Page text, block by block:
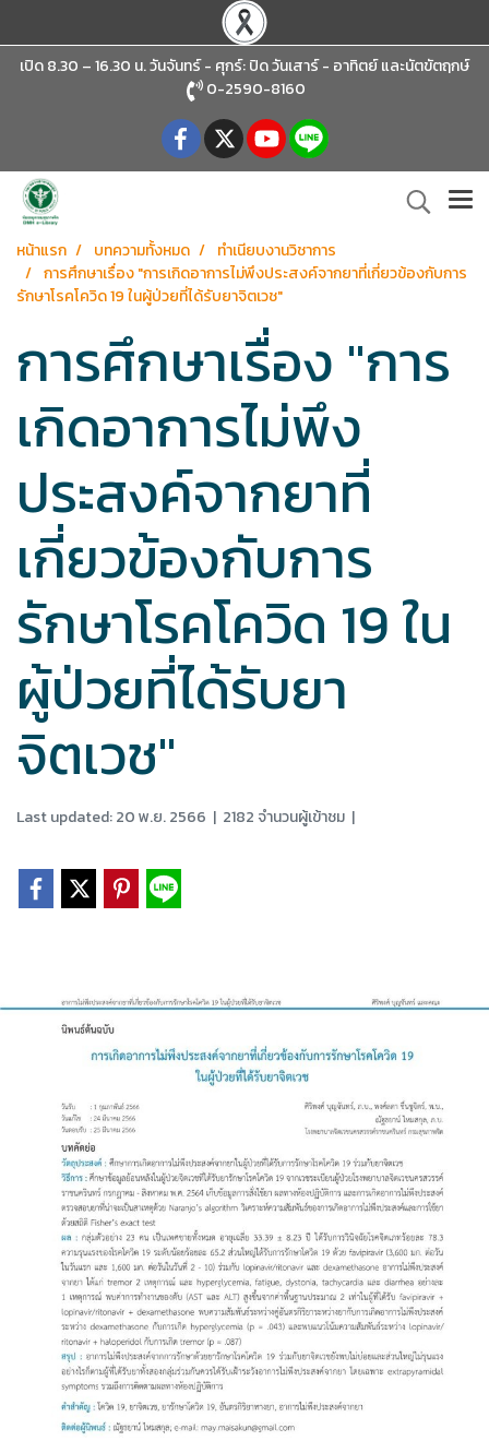
เปิด 8.30 – 16.30 น. วันจันทร์ - ศุกร์: ปิด วันเสาร์ - อาทิตย์และนัตขัตฤกษ์
0-2590-8160
หน้าแรก บทความทั้งหมด
ทำเนียบงานวิชาการ
การศึกษาเรื่อง "การเกิดอาการไม่พึงประสงค์จากยาที่เกี่ยวข้องกับการ
รักษาโรคโควิด 19 ในผู้ป่วยที่ได้รับยาจิตเวช"
การศึกษาเรื่อง "การ
เกิดอาการไม่พึง
ประสงค์จากยาที่
เกี่ยวข้องกับการ
รักษาโรคโควิด 19 ใน
ผู้ป่วยที่ได้รับยา
จิตเวช"
Last updated: 20 พ.ย. 2566 | 2182 จำนวนผู้เข้าชม |